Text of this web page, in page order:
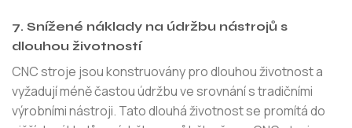
7. Snížené náklady na údržbu nástrojů s
dlouhou životností
CNC stroje jsou konstruovány pro dlouhou životnost a
vyžadují méně častou údržbu ve srovnání s tradičními
výrobními nástroji. Tato dlouhá životnost se promítá do